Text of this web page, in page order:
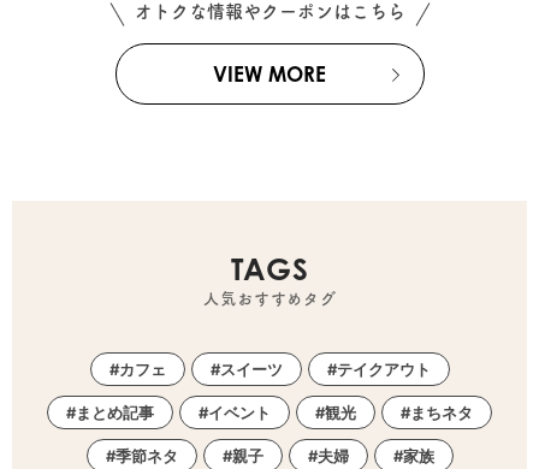
オトクな情報やクーポンはこちら
VIEW MORE
TAGS
人気おすすめタグ
カフェ スイーツ テイクアウト
まとめ記事 イベント 観光 まちネタ
季節ネタ 親子 夫婦 家族